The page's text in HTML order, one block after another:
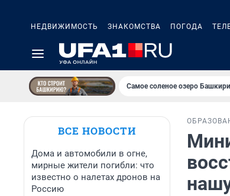
НЕДВИЖИМОСТЬ ЗНАКОМСТВА ПОГОДА
Самое соленое озеро
ВСЕ НОВОСТИ
Дома и автомобили в огне,
мирные жители погибли: что
известно о налетах дронов на
Россию